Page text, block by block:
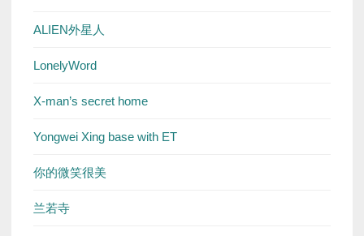
ALIEN外星人
LonelyWord
X-man’s secret home
Yongwei Xing base with ET
你的微笑很美
兰若寺